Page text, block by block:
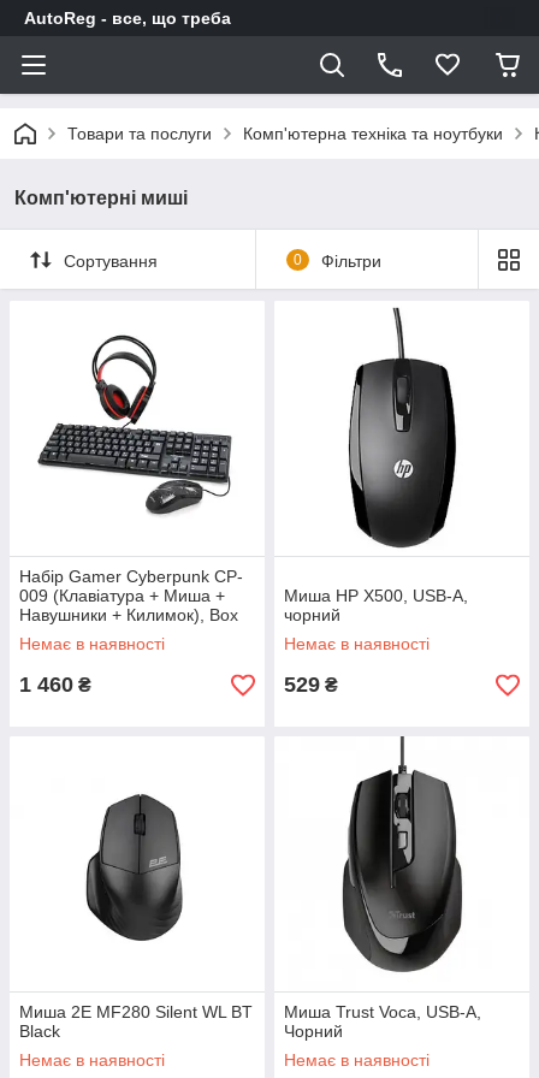
AutoReg - все, що треба
Товари та послуги Комп'ютерна техніка та ноутбуки
Комп'ютерні миші
Сортування 0 Фільтри
Набір Gamer Cyberpunk CP-
009 (Клавіатура + Миша +
Навушники + Килимок), Box
Немає в наявності
1 460 ₴
Миша HP X500, USB-A,
чорний
Немає в наявності
529 ₴
Миша 2E MF280 Silent WL BT
Black
Немає в наявності
Миша Trust Voca, USB-A,
Чорний
Немає в наявності